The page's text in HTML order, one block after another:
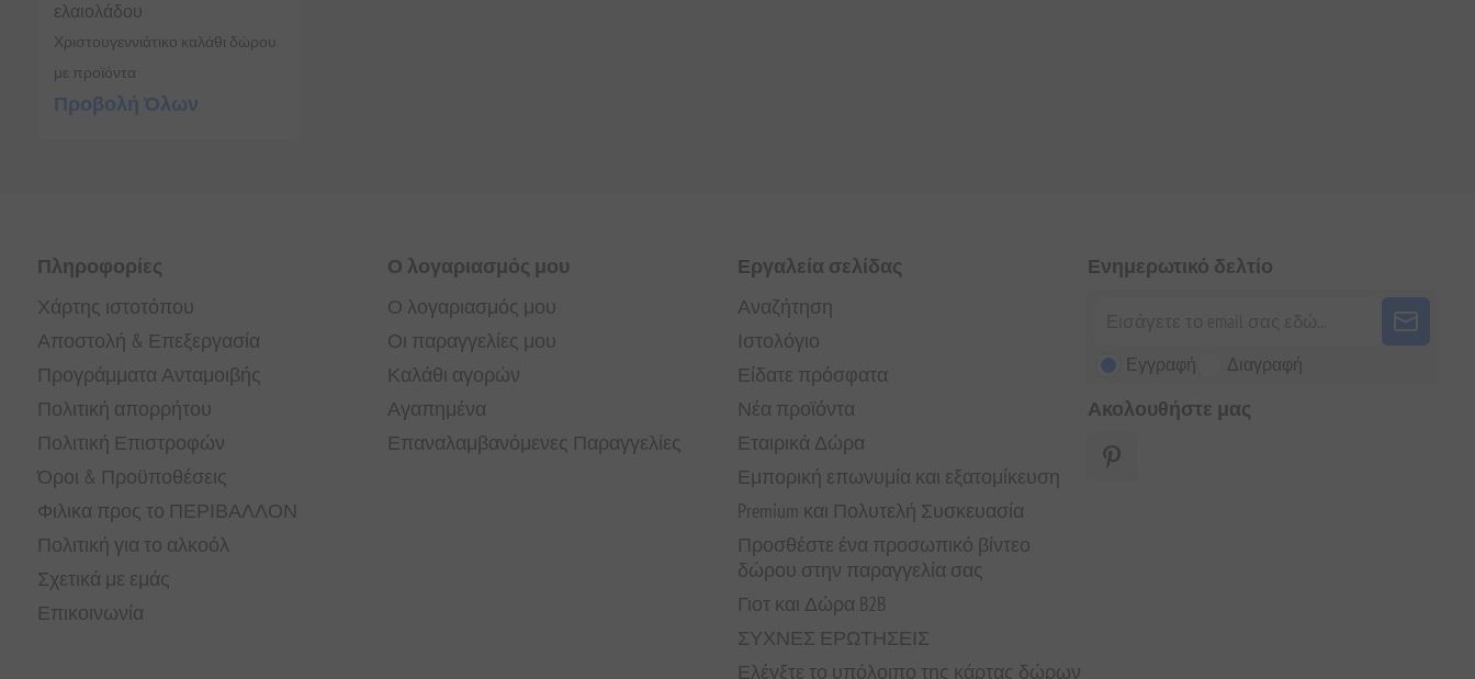
ελαιολάδου
Χριστουγεννιάτικο καλάθι δώρου
με προϊόντα
Προβολή Όλων
Πληροφορίες
Χάρτης ιστοτόπου
Αποστολή & Επεξεργασία
Προγράμματα Ανταμοιβής
Πολιτική απορρήτου
Πολιτική Επιστροφών
Όροι & Προϋποθέσεις
Φιλικα προς το ΠΕΡΙΒΑΛΛΟΝ
Πολιτική για το αλκοόλ
Σχετικά με εμάς
Επικοινωνία
Ο λογαριασμός μου
Ο λογαριασμός μου
Οι παραγγελίες μου
Καλάθι αγορών
Αγαπημένα
Επαναλαμβανόμενες Παραγγελίες
Εργαλεία σελίδας
Αναζήτηση
Ιστολόγιο
Είδατε πρόσφατα
Νέα προϊόντα
Εταιρικά Δώρα
Εμπορική επωνυμία και εξατομίκευση
Premium και Πολυτελή Συσκευασία
Προσθέστε ένα προσωπικό βίντεο
δώρου στην παραγγελία σας
Γιοτ και Δώρα B2B
ΣΥΧΝΕΣ ΕΡΩΤΗΣΕΙΣ
Ελέγξτε το υπόλοιπο της κάρτας δώρων
Ενημερωτικό δελτίο
Εγγραφή Διαγραφή
Ακολουθήστε μας